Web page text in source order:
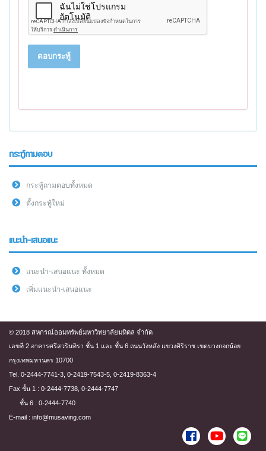
ตอบกระทู้
กระทู้ถามตอบ
กระทู้ถามตอบทั้งหมด
ตั้งกระทู้ใหม่
แนะนำ-เสนอแนะ
แนะนำ-เสนอแนะ ทั้งหมด
เพิ่มแนะนำ-เสนอแนะ
© 2018 สหกรณ์ออมทรัพย์มหาวิทยาลัยมหิดล จำกัด
เลขที่ 2 อาคารศรีสวรินทิรา ชั้น 1 และ ชั้น 6 ถนนวังหลัง แขวงศิริราช เขตบางกอกน้อย
กรุงเทพมหานคร 10700
Tel. 0-2444-7741-3, 0-2419-7543-5, 0-2419-8363-4
Fax ชั้น 1 : 0-2444-7738, 0-2444-7747
ชั้น 6 : 0-2444-7740
E-mail : info@musaving.com